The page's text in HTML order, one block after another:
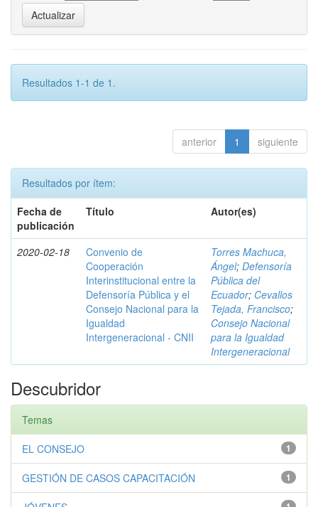
Resultados 1-1 de 1.
anterior 1 siguiente
Resultados por ítem:
Fecha de
publicación
Título Autor(es)
2020-02-18
Convenio de
Cooperación
Interinstitucional entre la
Defensoría Pública y el
Consejo Nacional para la
Igualdad
Intergeneracional - CNII
Torres Machuca,
Ángel; Defensoría
Pública del
Ecuador; Cevallos
Tejada, Francisco;
Consejo Nacional
para la Igualdad
Intergeneracional
Descubridor
Temas
1
EL CONSEJO
1
GESTIÓN DE CASOS CAPACITACIÓN